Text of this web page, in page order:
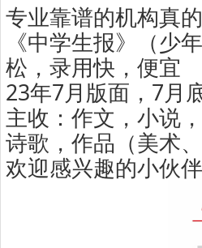
专业靠谱的机构真
《中学生报》（少
松，录用快，便宜
23年7月版面，7月
主收：作文，小说
诗歌，作品（美术
欢迎感兴趣的小伙